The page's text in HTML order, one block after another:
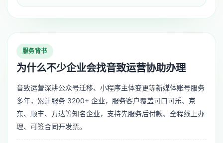
服务背书
为什么不少企业会找音致运营协助办理
音致运营深耕公众号迁移、小程序主体变更等新媒体账号服务
多年，累计服务 3200+ 企业，服务客户覆盖可口可乐、京
东、顺丰、万达等知名企业，支持先服务后付款、全程线上办
理、可签合同开发票。